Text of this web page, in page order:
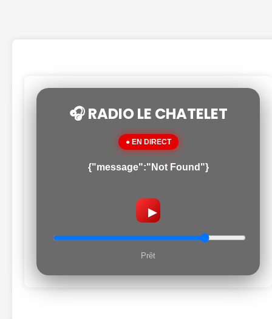
🎧 RADIO LE CHATELET
● EN DIRECT
{"message":"Not Found"}
▶
Prêt